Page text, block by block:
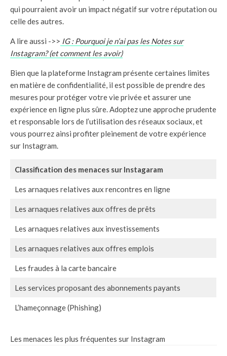
qui pourraient avoir un impact négatif sur votre réputation ou
celle des autres.
A lire aussi ->> IG : Pourquoi je n’ai pas les Notes sur
Instagram? (et comment les avoir)
Bien que la plateforme Instagram présente certaines limites
en matière de confidentialité, il est possible de prendre des
mesures pour protéger votre vie privée et assurer une
expérience en ligne plus sûre. Adoptez une approche prudente
et responsable lors de l’utilisation des réseaux sociaux, et
vous pourrez ainsi profiter pleinement de votre expérience
sur Instagram.
Classification des menaces sur Instagaram
Les arnaques relatives aux rencontres en ligne
Les arnaques relatives aux offres de prêts
Les arnaques relatives aux investissements
Les arnaques relatives aux offres emplois
Les fraudes à la carte bancaire
Les services proposant des abonnements payants
L’hameçonnage (Phishing)
Les menaces les plus fréquentes sur Instagram